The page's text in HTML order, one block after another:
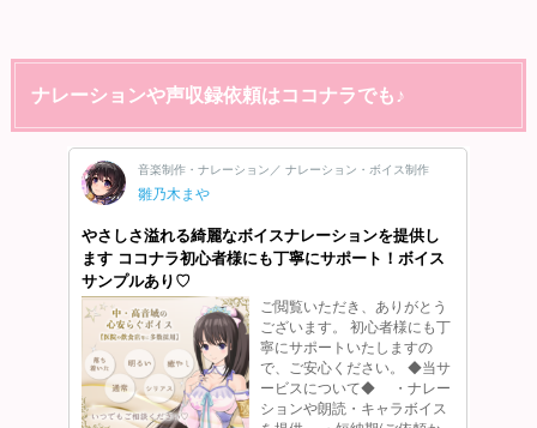
ナレーションや声収録依頼はココナラでも♪